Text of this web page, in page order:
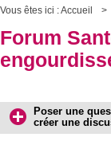
Vous êtes ici :Accueil
Forum
Poser une
créer une